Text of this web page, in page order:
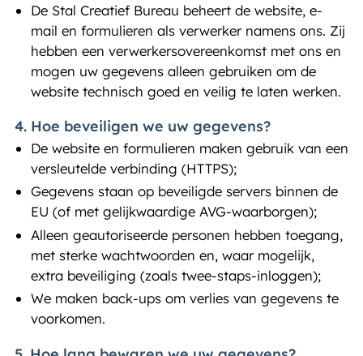
De Stal Creatief Bureau beheert de website, e-
mail en formulieren als verwerker namens ons. Zij
hebben een verwerkersovereenkomst met ons en
mogen uw gegevens alleen gebruiken om de
website technisch goed en veilig te laten werken.
4. Hoe beveiligen we uw gegevens?
De website en formulieren maken gebruik van een
versleutelde verbinding (HTTPS);
Gegevens staan op beveiligde servers binnen de
EU (of met gelijkwaardige AVG-waarborgen);
Alleen geautoriseerde personen hebben toegang,
met sterke wachtwoorden en, waar mogelijk,
extra beveiliging (zoals twee-staps-inloggen);
We maken back-ups om verlies van gegevens te
voorkomen.